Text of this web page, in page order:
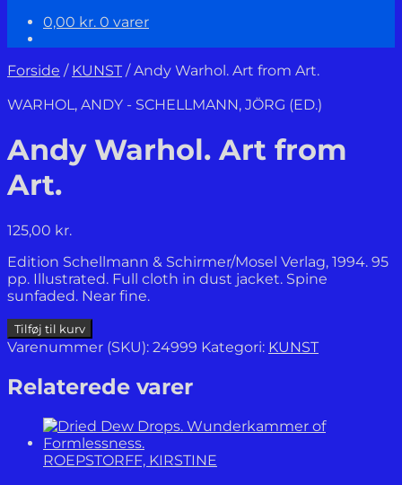
0,00 kr. 0 varer
Forside / KUNST /Andy Warhol. Art from Art.
WARHOL, ANDY - SCHELLMANN, JÖRG (ED.)
Andy Warhol. Art from
Art.
125,00 kr.
Edition Schellmann & Schirmer/Mosel Verlag, 1994. 95
pp. Illustrated. Full cloth in dust jacket. Spine
sunfaded. Near fine.
Andy
Warhol.
from
Art.
Tilføj til kurv
Varenummer (SKU): 24999 Kategori: KUNST
Relaterede varer
ROEPSTORFF, KIRSTINE